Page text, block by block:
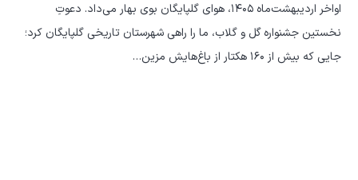
اواخر اردیبهشت‌ماه ۱۴۰۵، هوای گلپایگان بوی بهار می‌داد. دعوتِ
نخستین جشنواره گل و گلاب، ما را راهی شهرستان تاریخی گلپایگان کرد؛
جایی که بیش از ۱۶۰ هکتار از باغ‌هایش مزین…